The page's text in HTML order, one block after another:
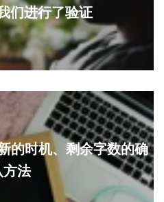
们进行了验证
的时机、剩余字数的确
方法